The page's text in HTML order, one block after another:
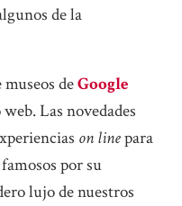
de la
deGoogle
Las novedades
on linepara
por su
lujo de nuestros